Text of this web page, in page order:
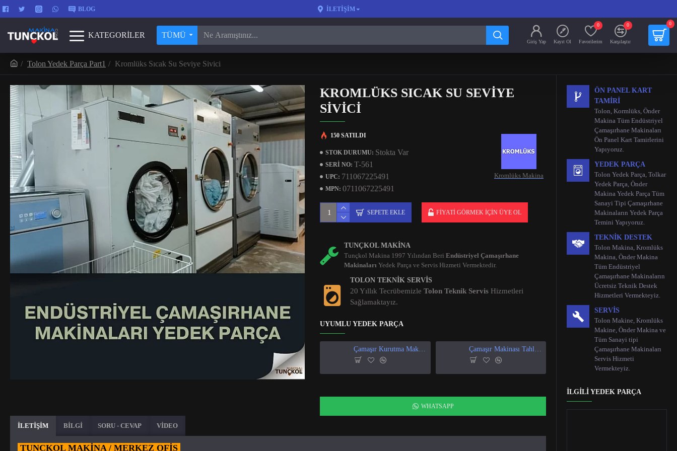
BLOG İLETIŞIM
KATEGORİLER TÜMÜ
Giriş Yap Kayıt Ol Favorilerim
0
Karşılaştır
0 0
Tolon Yedek Parça Part1 Kromlüks Sıcak Su Seviye Sivici
KROMLÜKS SICAK SU SEVIYE
SIVICI
STOK DURUMU: Stokta Var
SERI NO: T-561
UPC: 711067225491
MPN: 0711067225491
Kromlüks Makina
150 SATILDI
SEPETE EKLE FIYATI GÖRMEK İÇIN ÜYE OL
TUNÇKOL MAKINA
Tunçkol Makina 1997 Yılından BeriEndüstriyel Çamaşırhane
Makinaları Yedek Parça ve Servis Hizmeti Vermektedir.
TOLON TEKNIK SERVIS
20 Yıllık TecrübemizleTolon Teknik Servis Hizmetleri
Sağlamaktayız.
UYUMLU YEDEK PARÇA
Çamaşır Kurutma Makinası Isı Ve Nem Sensör Çamaşır Makinası Tahliye Vanası Çamaşır Makinesi Kapak Contası
WHATSAPP
İLETİŞİM BİLGİ SORU - CEVAP VİDEO
TUNÇKOL MAKİNA / MERKEZ OFIS
ÖN PANEL KART
TAMIRI
Tolon, Kormlüks, Önder
Makina Tüm Endüstriyel
Çamaşırhane Makinaları
Ön Panel Kart Tamirlerini
Yapıyoruz.
YEDEK PARÇA
Tolon Yedek Parça, Tolkar
Yedek Parça, Önder
Makina Yedek Parça Tüm
Sanayi Tipi Çamaşırhane
Makinaların Yedek Parça
Temini Yapıyoruz.
TEKNIK DESTEK
Tolon Makina, Kromlüks
Makina, Önder Makina
Tüm Endüstriyel
Çamaşırhane Makinaların
Ücretsiz Teknik Destek
Hizmetleri Vermekteyiz.
SERVIS
Tolon Makine, Kromlüks
Makine, Önder Makina ve
Tüm Sanayi tipi
Çamaşırhane Makinaları
Servis Hizmeti
Vermekteyiz.
İLGILI YEDEK PARÇA